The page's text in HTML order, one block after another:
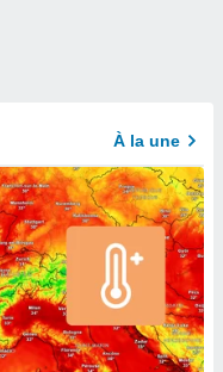
À la une